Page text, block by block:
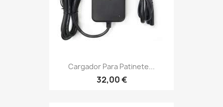
Cargador Para Patinete...
32,00 €